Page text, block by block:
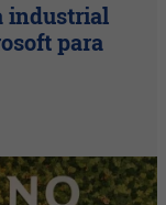
industrial
para